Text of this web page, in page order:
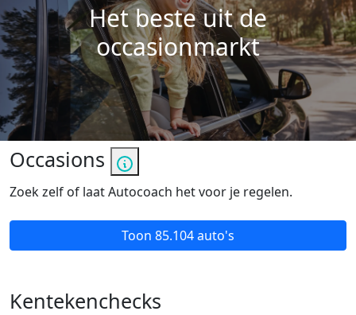
Het beste uit de
occasionmarkt
Occasions
Zoek zelf of laat Autocoach het voor je regelen.
Toon 85.104 auto's
Kentekenchecks